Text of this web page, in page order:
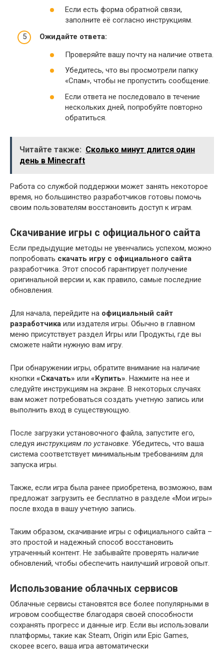
Если есть форма обратной связи,
заполните её согласно инструкциям.
Ожидайте ответа:
Проверяйте вашу почту на наличие ответа.
Убедитесь, что вы просмотрели папку
«Спам», чтобы не пропустить сообщение.
Если ответа не последовало в течение
нескольких дней, попробуйте повторно
обратиться.
Читайте также: Сколько минут длится один
день в Minecraft
Работа со службой поддержки может занять некоторое
время, но большинство разработчиков готовы помочь
своим пользователям восстановить доступ к играм.
Скачивание игры с официального сайта
Если предыдущие методы не увенчались успехом, можно
попробовать скачать игру с официального сайта
разработчика. Этот способ гарантирует получение
оригинальной версии и, как правило, самые последние
обновления.
Для начала, перейдите на официальный сайт
разработчика или издателя игры. Обычно в главном
меню присутствует раздел Игры или Продукты, где вы
сможете найти нужную вам игру.
При обнаружении игры, обратите внимание на наличие
кнопки «Скачать» или «Купить». Нажмите на нее и
следуйте инструкциям на экране. В некоторых случаях
вам может потребоваться создать учетную запись или
выполнить вход в существующую.
После загрузки установочного файла, запустите его,
следуя инструкциям по установке. Убедитесь, что ваша
система соответствует минимальным требованиям для
запуска игры.
Также, если игра была ранее приобретена, возможно, вам
предложат загрузить ее бесплатно в разделе «Мои игры»
после входа в вашу учетную запись.
Таким образом, скачивание игры с официального сайта –
это простой и надежный способ восстановить
утраченный контент. Не забывайте проверять наличие
обновлений, чтобы обеспечить наилучший игровой опыт.
Использование облачных сервисов
Облачные сервисы становятся все более популярными в
игровом сообществе благодаря своей способности
сохранять прогресс и данные игр. Если вы использовали
платформы, такие как Steam, Origin или Epic Games,
скорее всего, ваша игра автоматически